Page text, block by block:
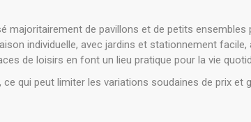
de pavillons et de petits
individuelle, avec jardins et stationnement
de loisirs en font un lieu pratique pour la vie
qui peut limiter les variations soudaines de prix et